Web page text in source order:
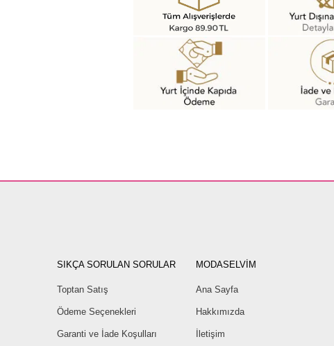
SIKÇA SORULAN SORULAR
Toptan Satış
Ödeme Seçenekleri
Garanti ve İade Koşulları
MODASELVİM
Ana Sayfa
Hakkımızda
İletişim